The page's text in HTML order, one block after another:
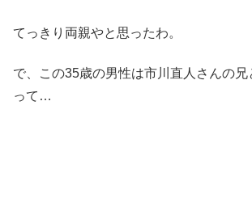
てっきり両親やと思ったわ。
で、この35歳の男性は市川直人さんの兄
って…